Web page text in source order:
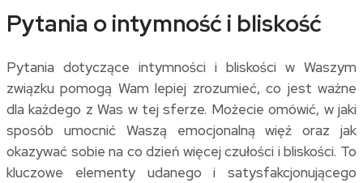
Pytania o intymność i bliskość
Pytania dotyczące intymności i bliskości w Waszym
związku pomogą Wam lepiej zrozumieć, co jest ważne
dla każdego z Was w tej sferze. Możecie omówić, w jaki
sposób umocnić Waszą emocjonalną więź oraz jak
okazywać sobie na co dzień więcej czułości i bliskości. To
kluczowe elementy udanego i satysfakcjonującego